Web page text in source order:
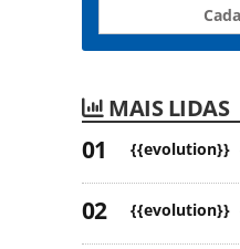
MAIS LIDAS
{{evolution}}
{{evolution}}